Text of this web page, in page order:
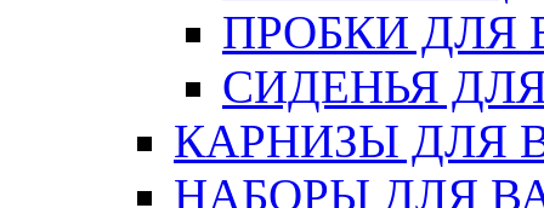
ПРОБКИ ДЛЯ
СИДЕНЬЯ
КАРНИЗЫ ДЛЯ
НАБОРЫ ДЛЯ